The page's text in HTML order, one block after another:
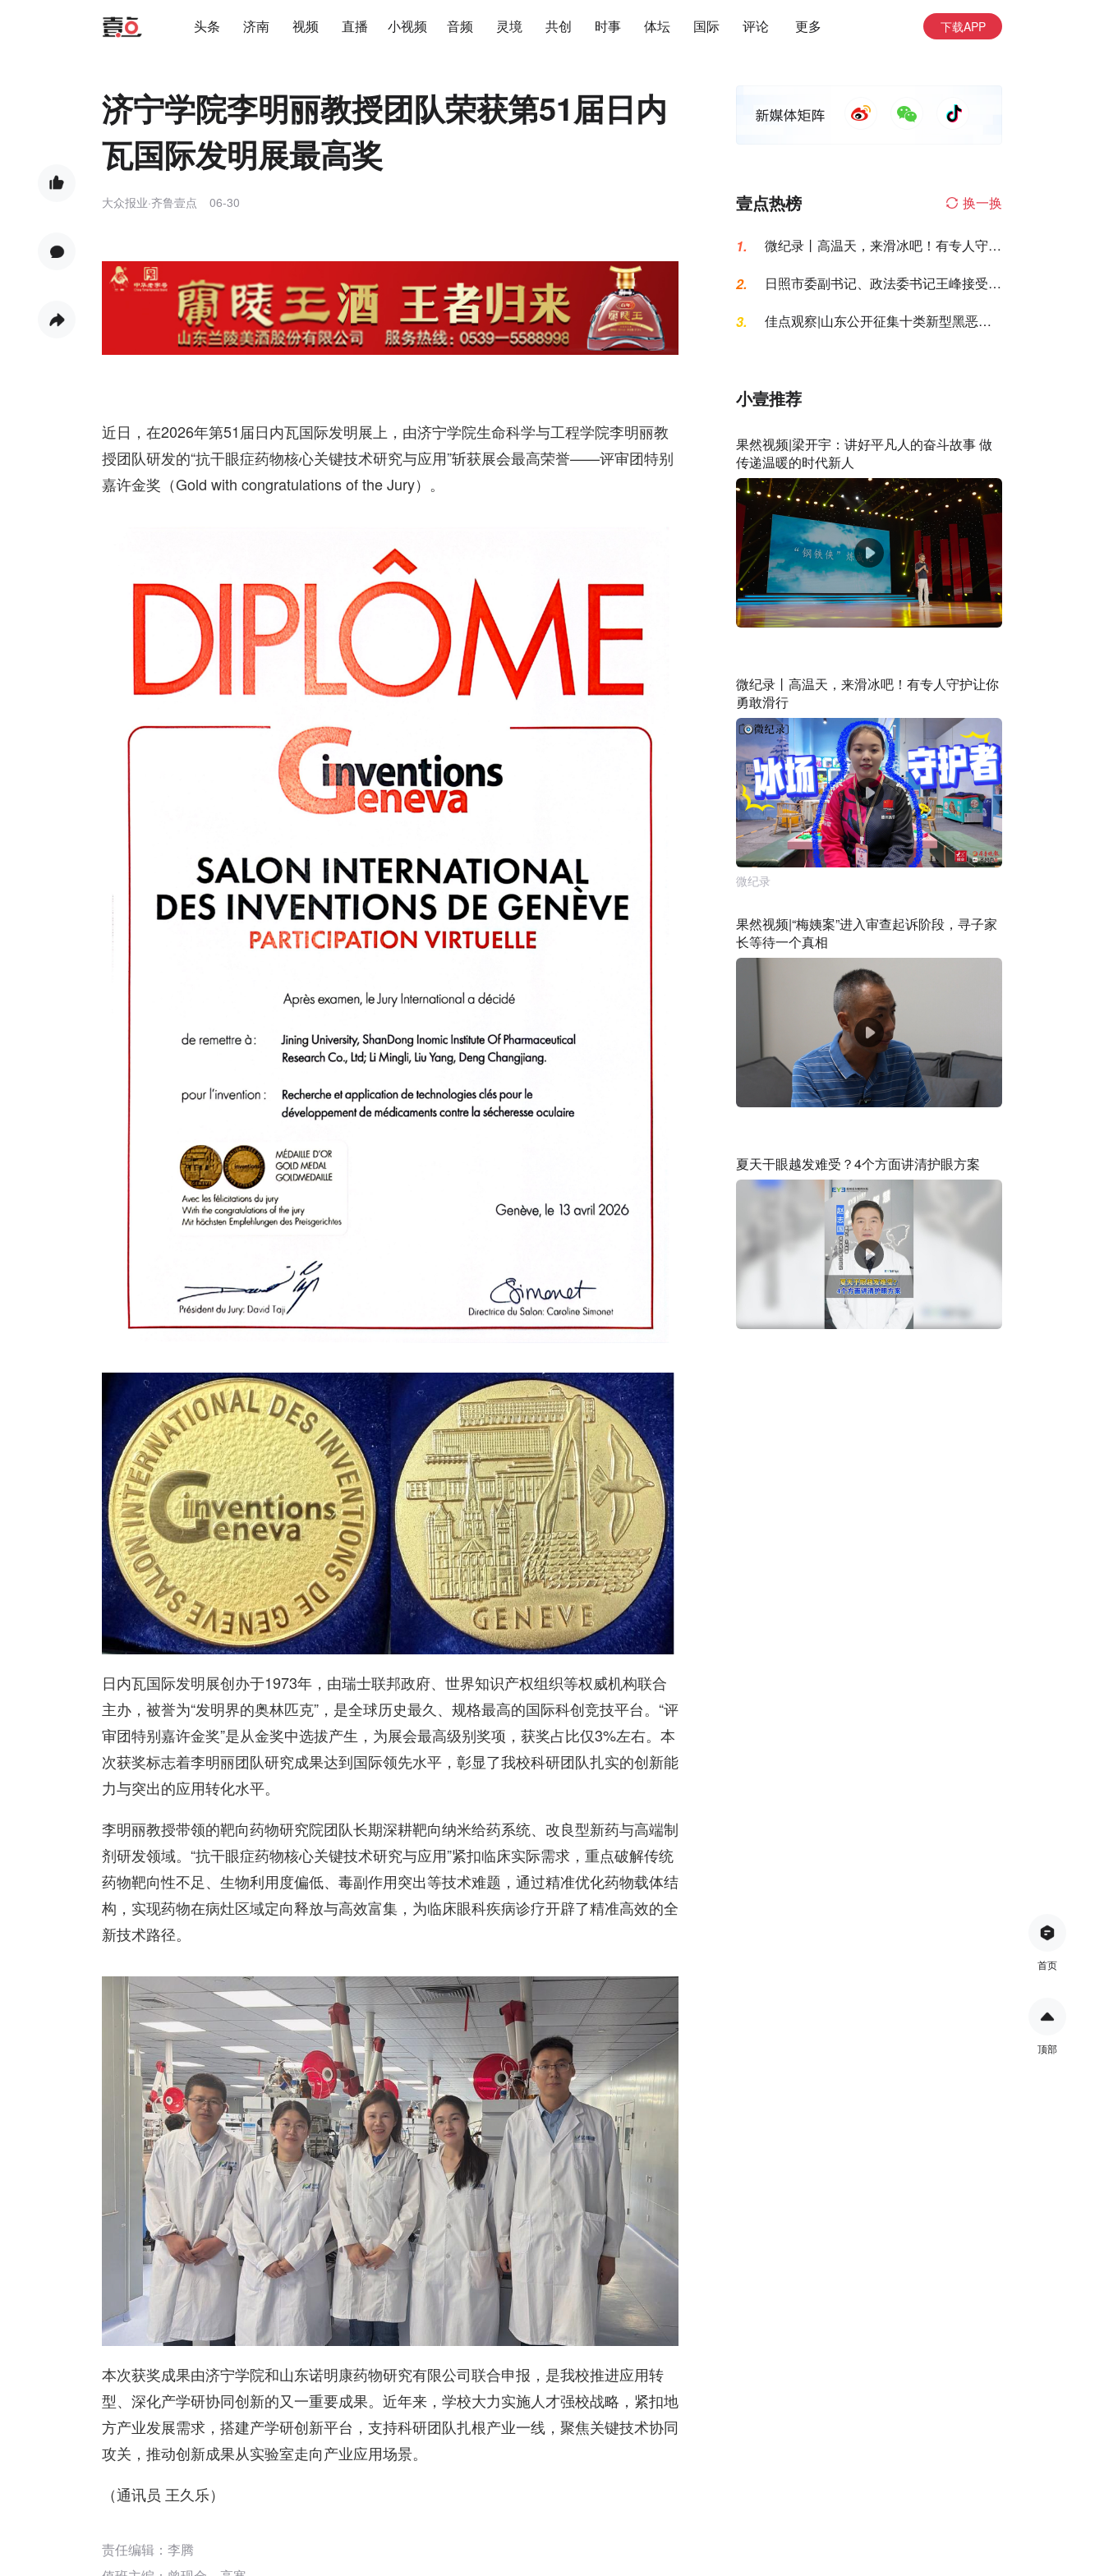
头条 济南 视频 直播 小视频 音频 灵境 共创 时事 体坛 国际 评论 更多 下载APP
济宁学院李明丽教授团队荣获第51届日内
瓦国际发明展最高奖
大众报业·齐鲁壹点 06-30
近日，在2026年第51届日内瓦国际发明展上，由济宁学院生命科学与工程学院李明丽教
授团队研发的“抗干眼症药物核心关键技术研究与应用”斩获展会最高荣誉——评审团特别
嘉许金奖（Gold with congratulations of the Jury）。
日内瓦国际发明展创办于1973年，由瑞士联邦政府、世界知识产权组织等权威机构联合
主办，被誉为“发明界的奥林匹克”，是全球历史最久、规格最高的国际科创竞技平台。“评
审团特别嘉许金奖”是从金奖中选拔产生，为展会最高级别奖项，获奖占比仅3%左右。本
次获奖标志着李明丽团队研究成果达到国际领先水平，彰显了我校科研团队扎实的创新能
力与突出的应用转化水平。
李明丽教授带领的靶向药物研究院团队长期深耕靶向纳米给药系统、改良型新药与高端制
剂研发领域。“抗干眼症药物核心关键技术研究与应用”紧扣临床实际需求，重点破解传统
药物靶向性不足、生物利用度偏低、毒副作用突出等技术难题，通过精准优化药物载体结
构，实现药物在病灶区域定向释放与高效富集，为临床眼科疾病诊疗开辟了精准高效的全
新技术路径。
本次获奖成果由济宁学院和山东诺明康药物研究有限公司联合申报，是我校推进应用转
型、深化产学研协同创新的又一重要成果。近年来，学校大力实施人才强校战略，紧扣地
方产业发展需求，搭建产学研创新平台，支持科研团队扎根产业一线，聚焦关键技术协同
攻关，推动创新成果从实验室走向产业应用场景。
（通讯员 王久乐）
责任编辑：李腾
壹点热榜 换一换
1.
微纪录丨高温天，来滑冰吧！有专人守护
2.
日照市委副书记、政法委书记王峰接受纪
3.
佳点观察|山东公开征集十类新型黑恶犯
小壹推荐
果然视频|梁开宇：讲好平凡人的奋斗故事 做
传递温暖的时代新人
微纪录丨高温天，来滑冰吧！有专人守护让你
勇敢滑行
微纪录
果然视频|“梅姨案”进入审查起诉阶段，寻子家
长等待一个真相
夏天干眼越发难受？4个方面讲清护眼方案
首页
顶部